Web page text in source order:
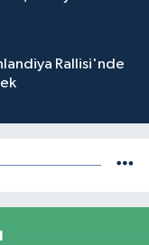
Rallisi'nde